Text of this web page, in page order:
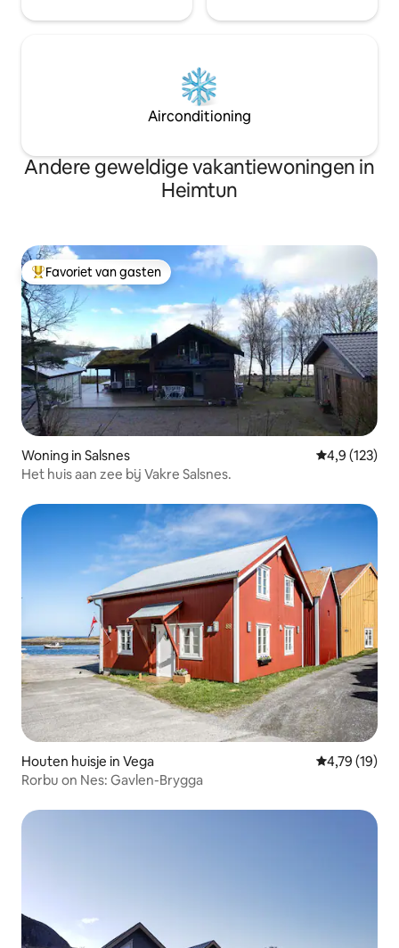
Airconditioning
Andere geweldige vakantiewoningen in
Heimtun
Topfavoriet van gasten
Favoriet van gasten
Woning in Salsnes Gemiddelde
4,9 (123)
Het huis aan zee bij Vakre Salsnes.
Houten huisje in Vega Gemiddelde
4,79 (19)
Rorbu on Nes: Gavlen-Brygga